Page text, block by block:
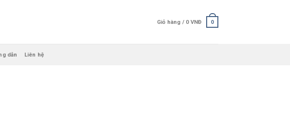
Giỏ hàng / 0 VNĐ 0
dẫn Liên hệ